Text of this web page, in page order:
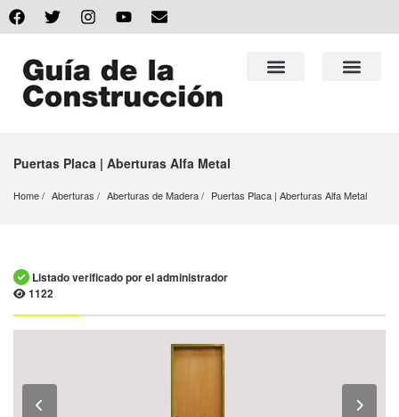
Puertas Placa | Aberturas Alfa Metal
Home Aberturas Aberturas de Madera Puertas Placa | Aberturas Alfa Metal
Listado verificado por el administrador
1122